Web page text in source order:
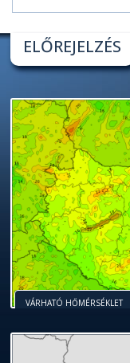
ELŐREJELZÉS
VÁRHATÓ HŐMÉRSÉKLET